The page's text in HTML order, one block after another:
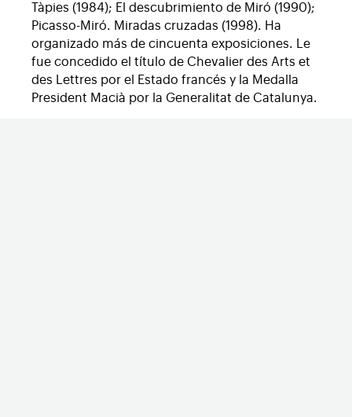
Tàpies (1984); El descubrimiento de Miró (1990);
Picasso-Miró. Miradas cruzadas (1998). Ha
organizado más de cincuenta exposiciones. Le
fue concedido el título de Chevalier des Arts et
des Lettres por el Estado francés y la Medalla
President Macià por la Generalitat de Catalunya.